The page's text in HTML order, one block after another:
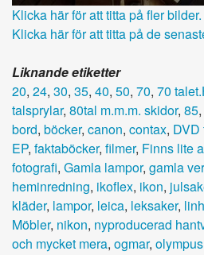
Klicka här för att titta på fler bilder.
Klicka här för att titta på de
Liknande etiketter
20, 24, 30, 35, 40, 50, 70, 70
talsprylar, 80tal m.m.m. skidor, 85,
bord, böcker, canon, contax, DVD
EP, faktaböcker, filmer, Finns lite
fotografi, Gamla lampor, gamla
heminredning, ikoflex, ikon,
kläder, lampor, leica, leksaker,
Möbler, nikon, nyproducerad
och mycket mera, ogmar, olympus